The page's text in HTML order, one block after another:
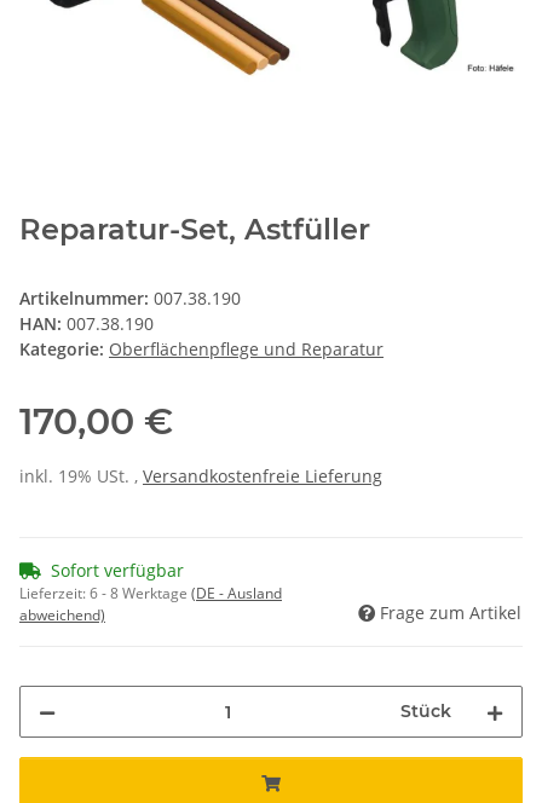
Reparatur-Set, Astfüller
Artikelnummer: 007.38.190
HAN: 007.38.190
Kategorie: Oberflächenpflege und Reparatur
170,00 €
inkl. 19% USt. , Versandkostenfreie Lieferung
Sofort verfügbar
Lieferzeit:6 - 8 Werktage (DE - Ausland
abweichend)
Frage zum Artikel
Stück